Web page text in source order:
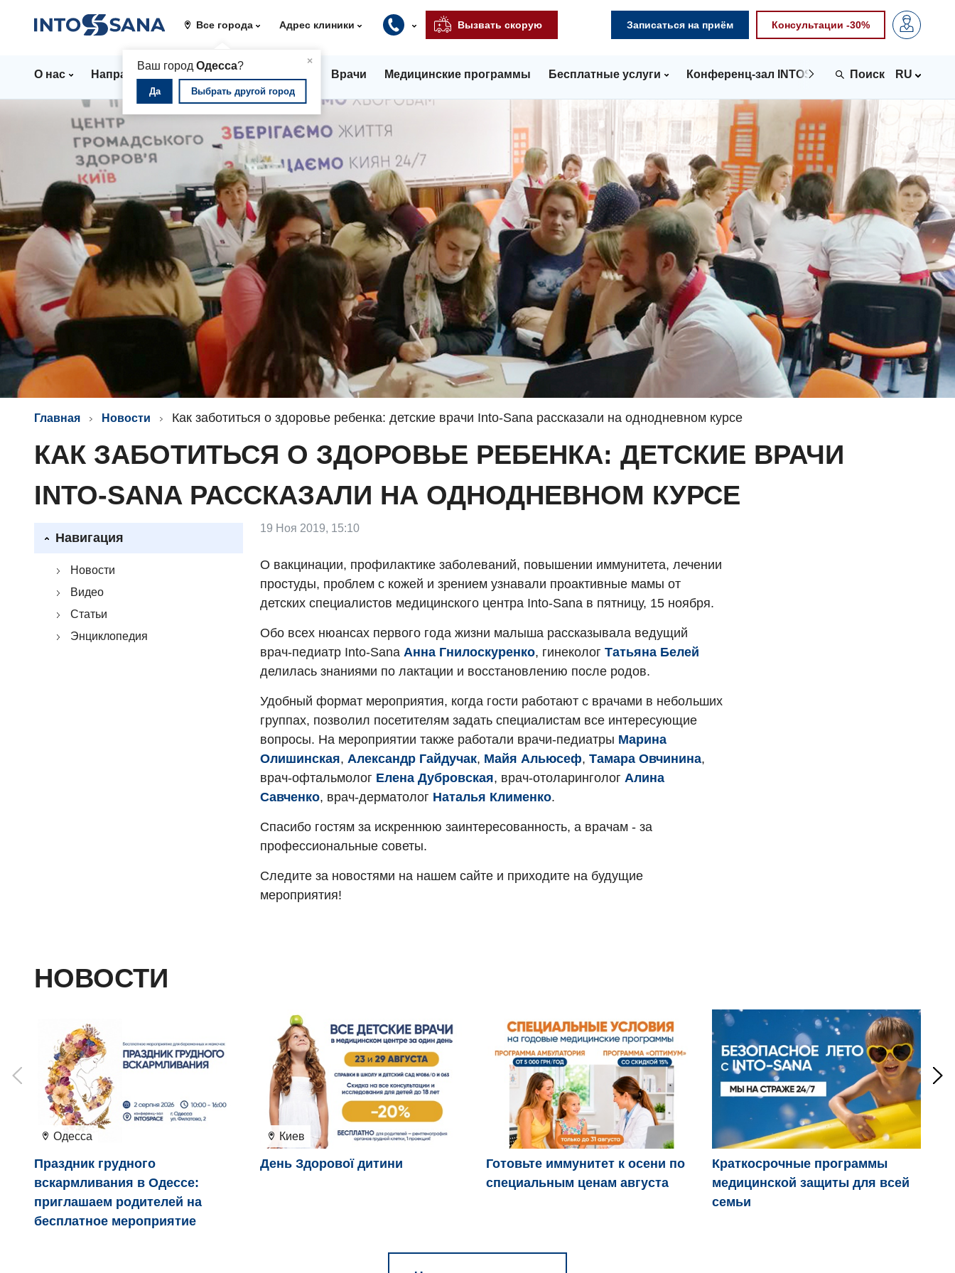
Все города
×
Ваш город Одесса?
Да Выбрать другой город
Адрес клиники Вызвать скорую Записаться на приём Консультации -30%
О нас Направления Стационар Врачи Медицинские программы Бесплатные услуги Конференц-зал INTOSPACE Контакты
RU
Главная Новости Как заботиться о здоровье ребенка: детские врачи Into-Sana рассказали на однодневном курсе
КАК ЗАБОТИТЬСЯ О ЗДОРОВЬЕ РЕБЕНКА: ДЕТСКИЕ ВРАЧИ
INTO-SANA РАССКАЗАЛИ НА ОДНОДНЕВНОМ КУРСЕ
Навигация
Новости
Видео
Статьи
Энциклопедия
19 Ноя 2019, 15:10
О вакцинации, профилактике заболеваний, повышении иммунитета, лечении
простуды, проблем с кожей и зрением узнавали проактивные мамы от
детских специалистов медицинского центра Into-Sana в пятницу, 15 ноября.
Обо всех нюансах первого года жизни малыша рассказывала ведущий
врач-педиатр Into-Sana Анна Гнилоскуренко, гинеколог Татьяна Белей
делилась знаниями по лактации и восстановлению после родов.
Удобный формат мероприятия, когда гости работают с врачами в небольших
группах, позволил посетителям задать специалистам все интересующие
вопросы. На мероприятии также работали врачи-педиатры Марина
Олишинская, Александр Гайдучак, Майя Альюсеф, Тамара Овчинина,
врач-офтальмолог Елена Дубровская, врач-отоларинголог Алина
Савченко, врач-дерматолог Наталья Клименко.
Спасибо гостям за искреннюю заинтересованность, а врачам - за
профессиональные советы.
Следите за новостями на нашем сайте и приходите на будущие
мероприятия!
НОВОСТИ
Одесса
Праздник грудного
вскармливания в Одессе:
приглашаем родителей на
бесплатное мероприятие
Киев
День Здорової дитини
Готовьте иммунитет к осени по
специальным ценам августа
Краткосрочные программы
медицинской защиты для всей
семьи